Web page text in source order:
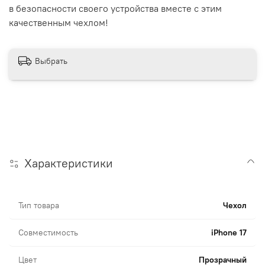
в безопасности своего устройства вместе с этим
качественным чехлом!
Выбрать
Характеристики
Тип товара Чехол
Совместимость iPhone 17
Цвет Прозрачный